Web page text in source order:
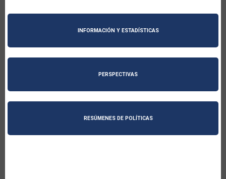
INFORMACIÓN Y ESTADÍSTICAS
PERSPECTIVAS
RESÚMENES DE POLÍTICAS